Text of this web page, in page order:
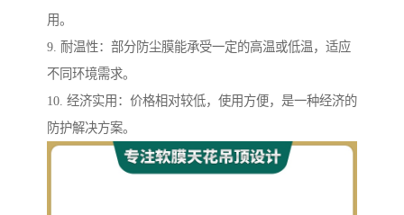
用。
9. 耐温性：部分防尘膜能承受一定的高温或低温，适应
不同环境需求。
10. 经济实用：价格相对较低，使用方便，是一种经济的
防护解决方案。